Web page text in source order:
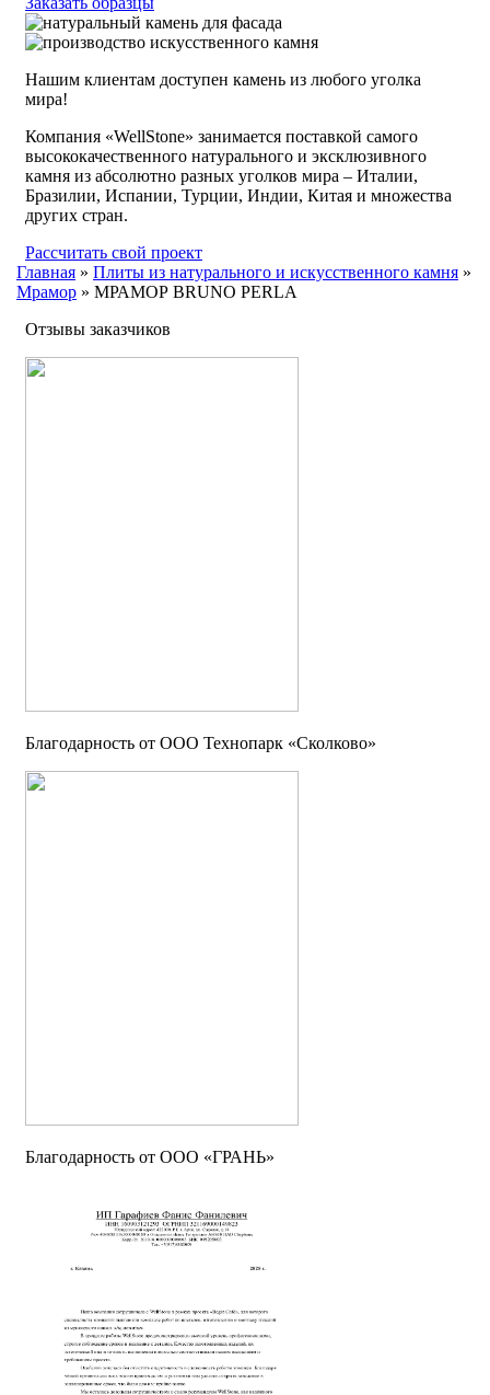
Нашим клиентам доступен камень из любого уголка
мира!
Компания «WellStone» занимается поставкой самого
высококачественного натурального и эксклюзивного
камня из абсолютно разных уголков мира – Италии,
Бразилии, Испании, Турции, Индии, Китая и множества
других стран.
Рассчитать свой проект
Главная » Плиты из натурального и искусственного камня »
Мрамор » МРАМОР BRUNO PERLA
Отзывы заказчиков
Благодарность от OOO Технопарк «Сколково»
Благодарность от OOO «ГРАНЬ»